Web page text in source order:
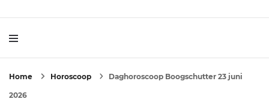
Home Horoscoop Daghoroscoop Boogschutter 23 juni
2026